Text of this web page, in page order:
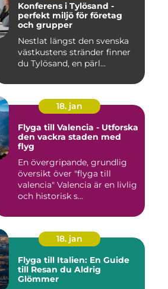
Konferens i Tylösand -
perfekt miljö för företag
och grupper
Nestlat längst den svenska
västkustens stränder finner
du Tylösand, en pärl...
18. jan
Flyga till Valencia - Utforska
den vackra staden med
flyg
En övergripande, grundlig
översikt över "flyga till
valencia" Valencia är en livlig
och historisk s...
18. jan
Flyga till Italien: En Guide
till Resan du Aldrig
Glömmer